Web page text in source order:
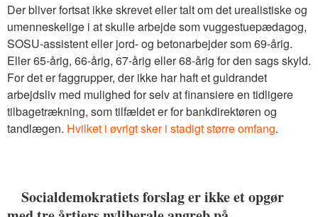
Der bliver fortsat ikke skrevet eller talt om det urealistiske og
umenneskelige i at skulle arbejde som vuggestuepædagog,
SOSU-assistent eller jord- og betonarbejder som 69-årig.
Eller 65-årig, 66-årig, 67-årig eller 68-årig for den sags skyld.
For det er faggrupper, der ikke har haft et guldrandet
arbejdsliv med mulighed for selv at finansiere en tidligere
tilbagetrækning, som tilfældet er for bankdirektøren og
tandlægen. Hvilket i øvrigt sker i stadigt større omfang.
Socialdemokratiets forslag er ikke et opgør